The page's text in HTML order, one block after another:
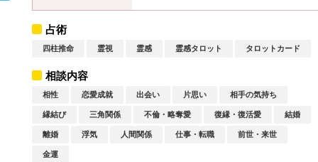
占術
四柱推命 霊視 霊感 霊感タロット タロットカード
相談内容
相性 恋愛成就 出会い 片思い 相手の気持ち
縁結び 三角関係 不倫・略奪愛 復縁・復活愛 結婚
離婚 浮気 人間関係 仕事・転職 前世・来世
金運